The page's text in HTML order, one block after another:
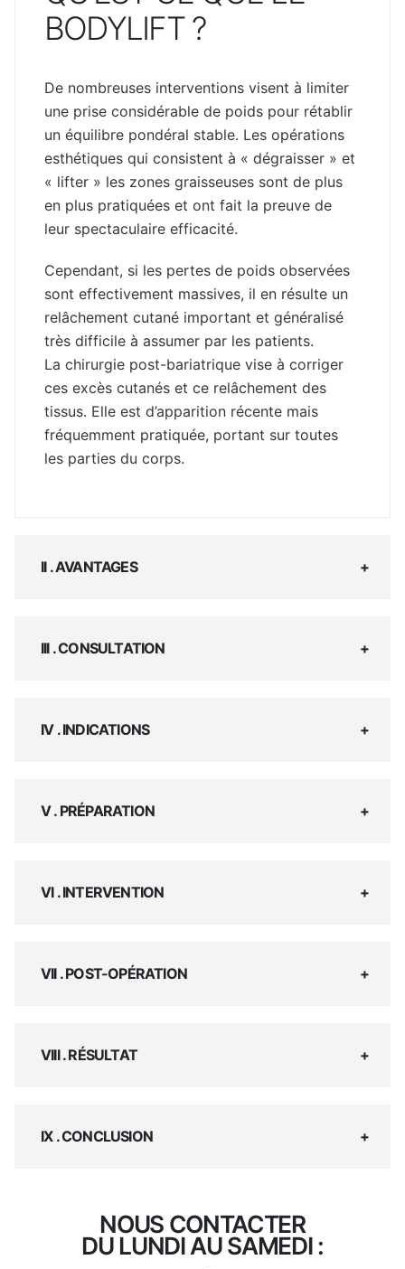
BODYLIFT ?
De nombreuses interventions visent à limiter
une prise considérable de poids pour rétablir
un équilibre pondéral stable. Les opérations
esthétiques qui consistent à « dégraisser » et
« lifter » les zones graisseuses sont de plus
en plus pratiquées et ont fait la preuve de
leur spectaculaire efficacité.
Cependant, si les pertes de poids observées
sont effectivement massives, il en résulte un
relâchement cutané important et généralisé
très difficile à assumer par les patients.
La chirurgie post-bariatrique vise à corriger
ces excès cutanés et ce relâchement des
tissus. Elle est d’apparition récente mais
fréquemment pratiquée, portant sur toutes
les parties du corps.
II . AVANTAGES
III . CONSULTATION
IV . INDICATIONS
V . PRÉPARATION
VI . INTERVENTION
VII . POST-OPÉRATION
VIII . RÉSULTAT
IX . CONCLUSION
NOUS CONTACTER
DU LUNDI AU SAMEDI :